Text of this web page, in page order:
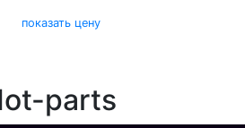
показать цену
parts